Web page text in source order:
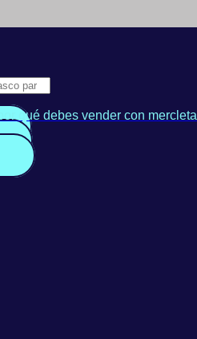
qué debes vender con mercleta